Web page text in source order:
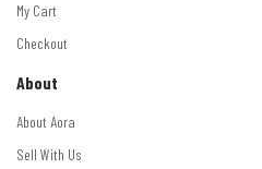
My Cart
Checkout
About
About Aora
Sell With Us